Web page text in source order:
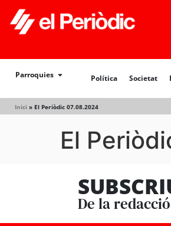
Parroquies Política Societat
Inici » El Periòdic 07.08.2024
Política Societat
El
De la